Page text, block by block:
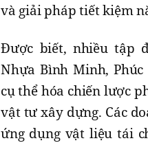
và giải pháp tiết kiệm
Được biết, nhiều tập
Nhựa Bình Minh, Phúc
cụ thể hóa chiến lược
vật tư xây dựng. Các
ứng dụng vật liệu tái